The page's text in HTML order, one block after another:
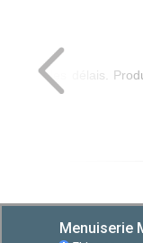
dans les délais.